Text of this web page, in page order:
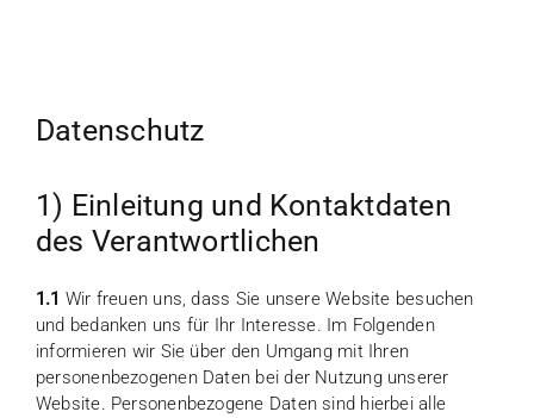
Datenschutz
1) Einleitung und Kontaktdaten
des Verantwortlichen
1.1 Wir freuen uns, dass Sie unsere Website besuchen
und bedanken uns für Ihr Interesse. Im Folgenden
informieren wir Sie über den Umgang mit Ihren
personenbezogenen Daten bei der Nutzung unserer
Website. Personenbezogene Daten sind hierbei alle